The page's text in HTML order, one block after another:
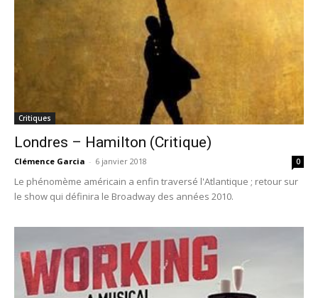
Critiques
Londres – Hamilton (Critique)
Clémence Garcia - 6 janvier 2018 0
Le phénomème américain a enfin traversé l'Atlantique ; retour sur
le show qui définira le Broadway des années 2010.